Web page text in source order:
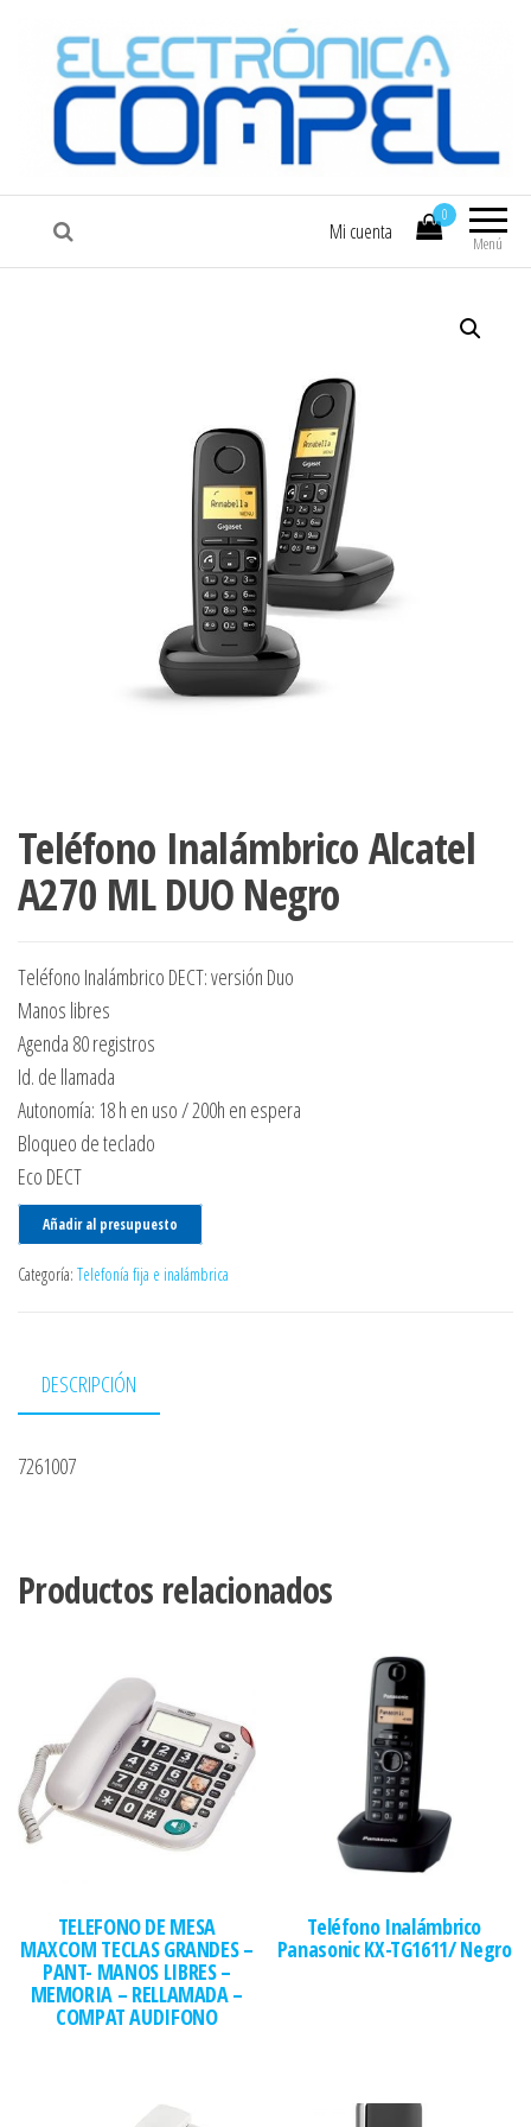
COMPEL Electrónica COMPEL
Menú
0
Mi cuenta
Teléfono Inalámbrico Alcatel
A270 ML DUO Negro
Teléfono Inalámbrico DECT: versión Duo
Manos libres
Agenda 80 registros
Id. de llamada
Autonomía: 18 h en uso / 200h en espera
Bloqueo de teclado
Eco DECT
Añadir al presupuesto
Categoría: Telefonía fija e inalámbrica
DESCRIPCIÓN
7261007
Productos relacionados
TELEFONO DE MESA
MAXCOM TECLAS GRANDES –
PANT- MANOS LIBRES –
MEMORIA – RELLAMADA –
COMPAT AUDIFONO
Teléfono Inalámbrico
Panasonic KX-TG1611/ Negro